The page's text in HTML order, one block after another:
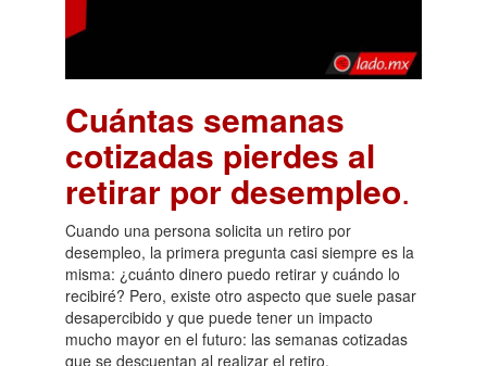
Cuántas semanas
cotizadas pierdes al
retirar por desempleo.
Cuando una persona solicita un retiro por
desempleo, la primera pregunta casi siempre es la
misma: ¿cuánto dinero puedo retirar y cuándo lo
recibiré? Pero, existe otro aspecto que suele pasar
desapercibido y que puede tener un impacto
mucho mayor en el futuro: las semanas cotizadas
que se descuentan al realizar el retiro.